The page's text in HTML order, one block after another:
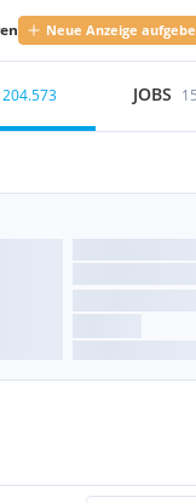
Neue Anzeige
204.573 JOBS